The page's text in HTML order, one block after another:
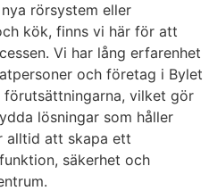
rörsystem eller
kök, finns vi här för att
Vi har lång erfarenhet
och företag i Bylet
vilket gör
lösningar som håller
alltid att skapa ett
säkerhet och